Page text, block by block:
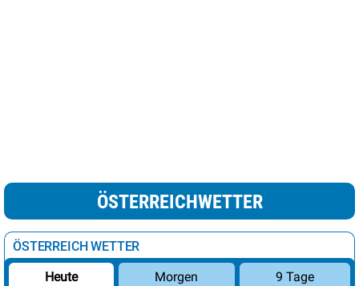
ÖSTERREICHWETTER
ÖSTERREICH WETTER
Heute Morgen 9 Tage